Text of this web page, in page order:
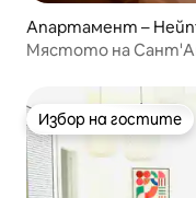
Апартамент –
Мястото на
Избор на гостите
Избор на гостите